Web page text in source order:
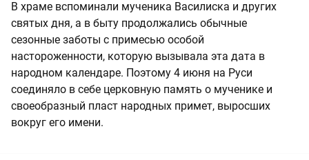
В храме вспоминали мученика Василиска и других
святых дня, а в быту продолжались обычные
сезонные заботы с примесью особой
настороженности, которую вызывала эта дата в
народном календаре. Поэтому 4 июня на Руси
соединяло в себе церковную память о мученике и
своеобразный пласт народных примет, выросших
вокруг его имени.